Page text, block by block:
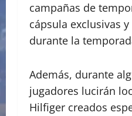
campañas de
cápsula exclusivas
durante la
Además, durante
jugadores lucirán
Hilfiger creados